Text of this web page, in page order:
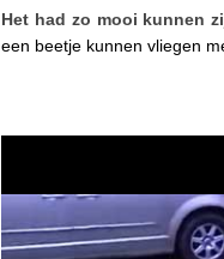
Het had zo mooi kunnen
een beetje kunnen vliegen